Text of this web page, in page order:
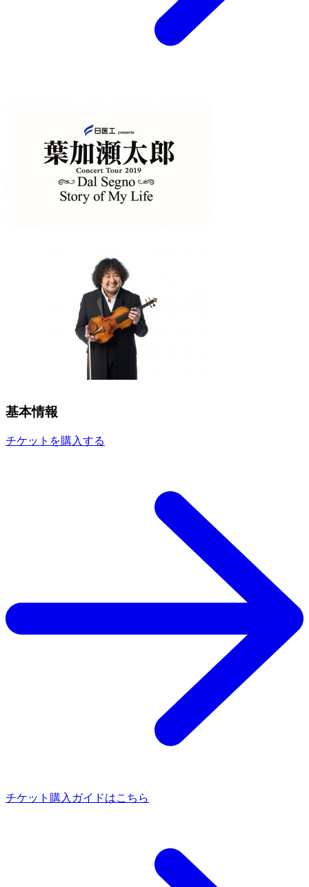
基本情報
チケットを購入する
チケット購入ガイドはこちら